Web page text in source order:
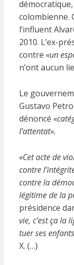
colombienne.
l’influent
2010. L’ex-
contre «un
n’ont aucun
Le
Gustavo
dénoncé
l’attentat».
«Cet acte de
contre
contre la
légitime de la
présidence
vie, c’est ça la
tuer ses
X. (…)